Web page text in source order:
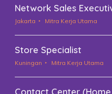
Network Sales
Jakarta Mitra Kerja Utama
Store Specialist
Kuningan Mitra Kerja Utama